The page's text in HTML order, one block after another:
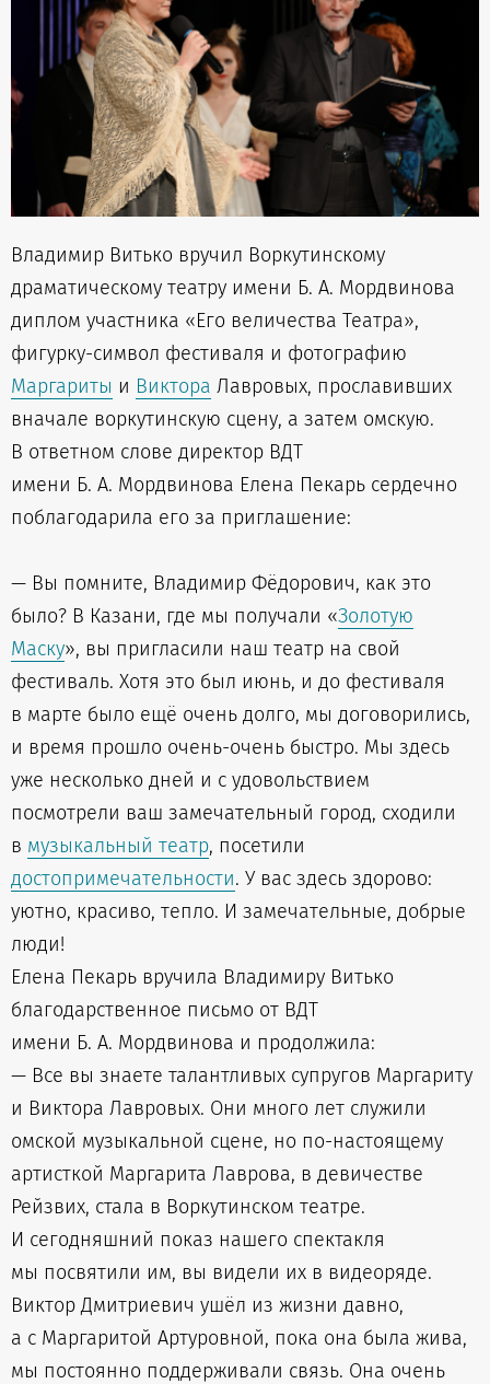
Владимир Витько вручил Воркутинскому
драматическому театру имени Б. А. Мордвинова
диплом участника «Его величества Театра»,
фигурку-символ фестиваля и фотографию
Маргариты и Виктора Лавровых, прославивших
вначале воркутинскую сцену, а затем омскую.
В ответном слове директор ВДТ
имени Б. А. Мордвинова Елена Пекарь сердечно
поблагодарила его за приглашение:
— Вы помните, Владимир Фёдорович, как это
было? В Казани, где мы получали «Золотую
Маску», вы пригласили наш театр на свой
фестиваль. Хотя это был июнь, и до фестиваля
в марте было ещё очень долго, мы договорились,
и время прошло очень-очень быстро. Мы здесь
уже несколько дней и с удовольствием
посмотрели ваш замечательный город, сходили
в музыкальный театр, посетили
достопримечательности. У вас здесь здорово:
уютно, красиво, тепло. И замечательные, добрые
люди!
Елена Пекарь вручила Владимиру Витько
благодарственное письмо от ВДТ
имени Б. А. Мордвинова и продолжила:
— Все вы знаете талантливых супругов Маргариту
и Виктора Лавровых. Они много лет служили
омской музыкальной сцене, но по-настоящему
артисткой Маргарита Лаврова, в девичестве
Рейзвих, стала в Воркутинском театре.
И сегодняшний показ нашего спектакля
мы посвятили им, вы видели их в видеоряде.
Виктор Дмитриевич ушёл из жизни давно,
а с Маргаритой Артуровной, пока она была жива,
мы постоянно поддерживали связь. Она очень